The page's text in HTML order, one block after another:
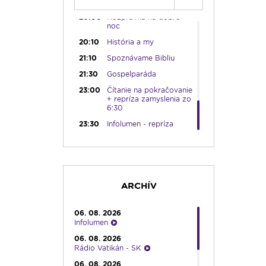
20:00
Rozprávka na dobrú
noc
20:10
História a my
21:10
Spoznávame Bibliu
21:30
Gospelparáda
23:00
Čítanie na pokračovanie
+ repríza zamyslenia zo
6:30
23:30
Infolumen - repríza
ARCHÍV
06. 08. 2026
Infolumen
06. 08. 2026
Rádio Vatikán - SK
06. 08. 2026